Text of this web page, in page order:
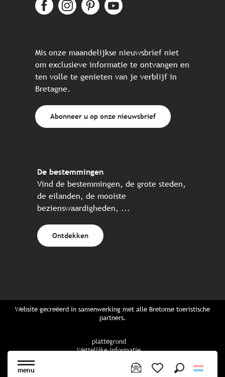
menu
Mis onze maandelijkse nieuwsbrief niet
om exclusieve informatie te ontvangen en
ten volle te genieten van je verblijf in
Bretagne.
Abonneer u op onze nieuwsbrief
De bestemmingen
Vind de bestemmingen, de grote steden,
de eilanden, de mooiste
bezienswaardigheden, ...
Ontdekken
Website gecreëerd in samenwerking met alle Bretonse toeristische
partners.
plattegrond
Wettelijke informatie